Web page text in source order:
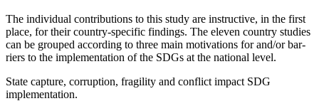
The individual contributions to this study are instruc­tive, in the first
place, for their country-specific find­ings. The eleven country studies
can be grouped according to three main motivations for and/or bar­
riers to the implementation of the SDGs at the national level.
State capture, corruption, fragility and conflict impact SDG
implementation.